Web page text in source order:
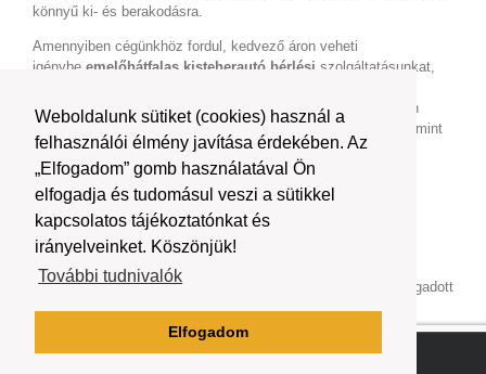
Weboldalunk sütiket (cookies) használ a
felhasználói élmény javítása érdekében. Az
„Elfogadom” gomb használatával Ön
elfogadja és tudomásul veszi a sütikkel
kapcsolatos tájékoztatónkat és
irányelveinket. Köszönjük!
További tudnivalók
Elfogadom
könnyű ki- és berakodásra.
Amennyiben cégünkhöz fordul, kedvező áron veheti
igénybe emelőhátfalas kisteherautó bérlési szolgáltatásunkat,
kisteherautó
kiváló műszaki állapotú lesz, és természetesen
minden szabályos vele kapcsolatban. Nem kell mást tennie, mint
kiválasztani a megfelelő típust, majd igényelni tőlünk a
szolgáltatást, és máris könnyedén oldhatja meg a szállítási
feladatokat!
Amennyiben felkeltette az érdeklődését
kisteherautó bérlésiszolgáltatásunk, forduljon hozzánk
bizalommal! Ha kérdése lenne, vagy megrendelését szeretné
leadni, akkor kérjük, hogy vegye fel velünk a kapcsolatot megadott